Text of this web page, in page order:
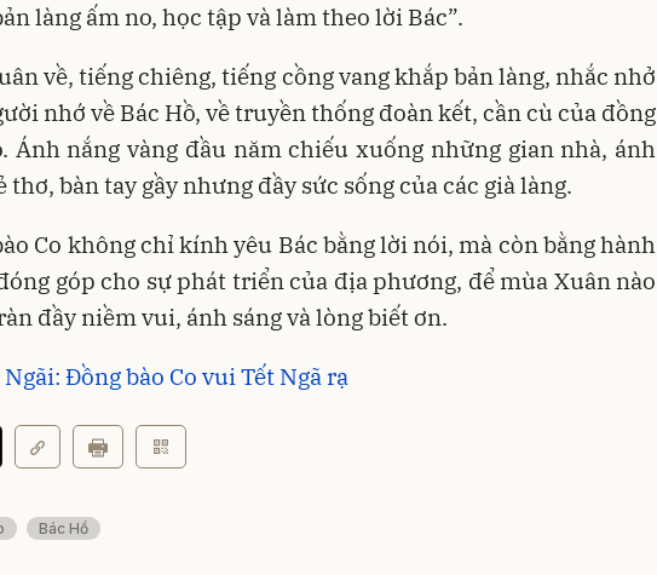
làng ấm no, học tập và làm theo lời Bác”.
về, tiếng chiêng, tiếng cồng vang khắp bản làng, nhắc nhở
nhớ về Bác Hồ, về truyền thống đoàn kết, cần cù của đồng
Ánh nắng vàng đầu năm chiếu xuống những gian nhà, ánh
thơ, bàn tay gầy nhưng đầy sức sống của các già làng.
Co không chỉ kính yêu Bác bằng lời nói, mà còn bằng hành
góp cho sự phát triển của địa phương, để mùa Xuân nào
đầy niềm vui, ánh sáng và lòng biết ơn.
Đồng bào Co vui Tết Ngã rạ
Bác Hồ